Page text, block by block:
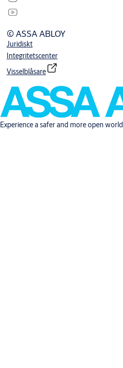
© ASSA ABLOY
Juridiskt
Integritetscenter
Visselblåsare
Experience a safer and more open world